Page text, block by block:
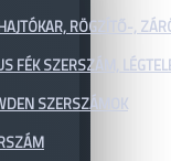
RÖGZÍTŐ-,
FÉK SZERSZÁM,
SZERSZÁMOK